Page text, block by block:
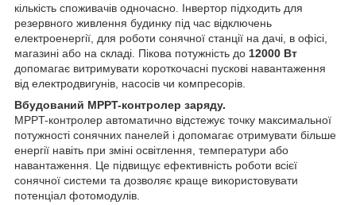
кількість споживачів одночасно. Інвертор підходить для
резервного живлення будинку під час відключень
електроенергії, для роботи сонячної станції на дачі, в офісі,
магазині або на складі. Пікова потужність до 12000 Вт
допомагає витримувати короткочасні пускові навантаження
від електродвигунів, насосів чи компресорів.
Вбудований MPPT-контролер заряду.
MPPT-контролер автоматично відстежує точку максимальної
потужності сонячних панелей і допомагає отримувати більше
енергії навіть при зміні освітлення, температури або
навантаження. Це підвищує ефективність роботи всієї
сонячної системи та дозволяє краще використовувати
потенціал фотомодулів.